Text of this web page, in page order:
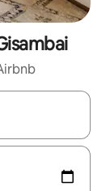
explore-os